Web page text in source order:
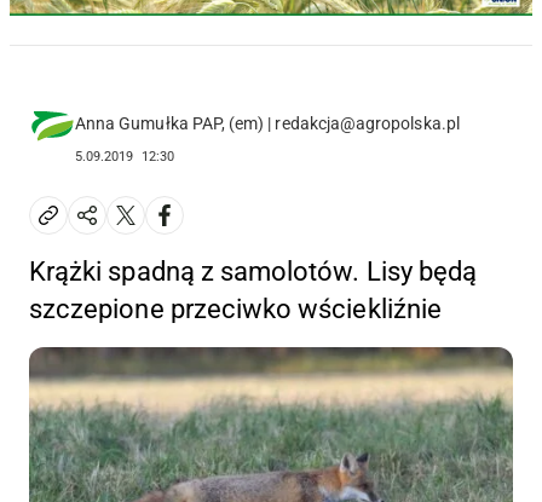
Anna Gumułka PAP, (em) | redakcja@agropolska.pl
5.09.2019 12:30
Krążki spadną z samolotów. Lisy będą
szczepione przeciwko wściekliźnie